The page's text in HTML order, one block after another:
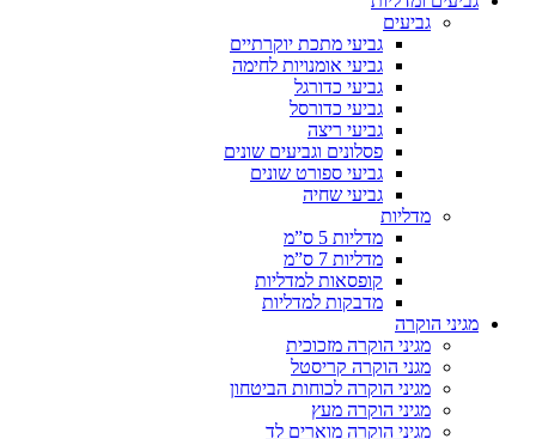
גביעים
גביעי מתכת יוקרתיים
גביעי אומנויות לחימה
גביעי כדורגל
גביעי כדורסל
גביעי ריצה
פסלונים וגביעים שונים
גביעי ספורט שונים
גביעי שחיה
מדליות
מדליות 5 ס”מ
מדליות 7 ס”מ
קופסאות למדליות
מדבקות למדליות
מגיני הוקרה
מגיני הוקרה מזכוכית
מגני הוקרה קריסטל
מגיני הוקרה לכוחות הביטחון
מגיני הוקרה מעץ
מגיני הוקרה מוארים לד